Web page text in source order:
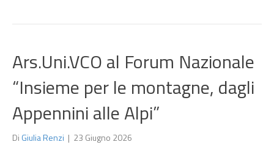
Ars.Uni.VCO al Forum Nazionale
“Insieme per le montagne, dagli
Appennini alle Alpi”
Di Giulia Renzi | 23 Giugno 2026